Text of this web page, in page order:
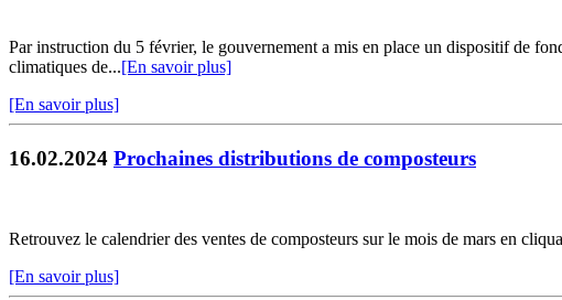
Par instruction du 5 février, le gouvernement a mis en place un dispositif de
climatiques de...[En savoir plus]
[En savoir plus]
16.02.2024 Prochaines distributions de composteurs
Retrouvez le calendrier des ventes de composteurs sur le mois de mars en
[En savoir plus]